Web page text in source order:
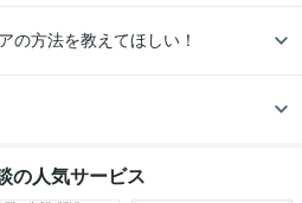
の方法を教えてほしい！
の人気サービス